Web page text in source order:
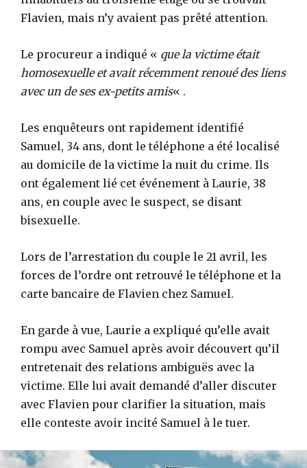
Flavien, mais n’y avaient pas prêté attention.
Le procureur a indiqué « que la victime était
homosexuelle et avait récemment renoué des liens
avec un de ses ex-petits amis« .
Les enquêteurs ont rapidement identifié
Samuel, 34 ans, dont le téléphone a été localisé
au domicile de la victime la nuit du crime. Ils
ont également lié cet événement à Laurie, 38
ans, en couple avec le suspect, se disant
bisexuelle.
Lors de l’arrestation du couple le 21 avril, les
forces de l’ordre ont retrouvé le téléphone et la
carte bancaire de Flavien chez Samuel.
En garde à vue, Laurie a expliqué qu’elle avait
rompu avec Samuel après avoir découvert qu’il
entretenait des relations ambiguës avec la
victime. Elle lui avait demandé d’aller discuter
avec Flavien pour clarifier la situation, mais
elle conteste avoir incité Samuel à le tuer.